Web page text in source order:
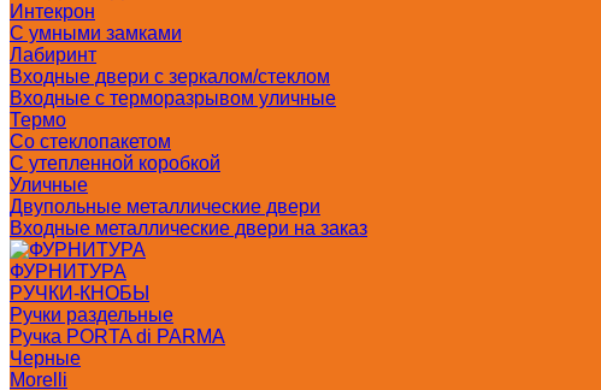
Интекрон
С умными замками
Лабиринт
Входные двери с зеркалом/стеклом
Входные с терморазрывом уличные
Термо
Со стеклопакетом
С утепленной коробкой
Уличные
Двупольные металлические двери
Входные металлические двери на заказ
ФУРНИТУРА
РУЧКИ-КНОБЫ
Ручки раздельные
Ручка PORTA di PARMA
Черные
Morelli